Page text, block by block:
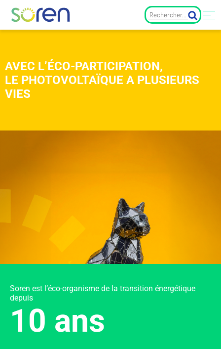
AVEC L’ÉCO-PARTICIPATION,
LE PHOTOVOLTAÏQUE A PLUSIEURS
VIES
Soren est l’éco-organisme de la transition énergétique
depuis
10 ans